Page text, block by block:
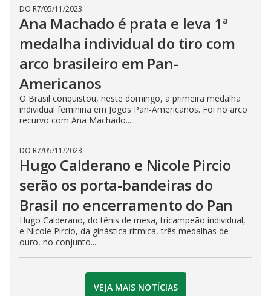
DO R7/05/11/2023
Ana Machado é prata e leva 1ª
medalha individual do tiro com
arco brasileiro em Pan-
Americanos
O Brasil conquistou, neste domingo, a primeira medalha
individual feminina em Jogos Pan-Americanos. Foi no arco
recurvo com Ana Machado...
DO R7/05/11/2023
Hugo Calderano e Nicole Pircio
serão os porta-bandeiras do
Brasil no encerramento do Pan
Hugo Calderano, do tênis de mesa, tricampeão individual,
e Nicole Pircio, da ginástica rítmica, três medalhas de
ouro, no conjunto...
VEJA MAIS NOTÍCIAS